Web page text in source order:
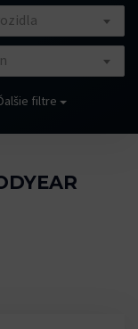
filtre